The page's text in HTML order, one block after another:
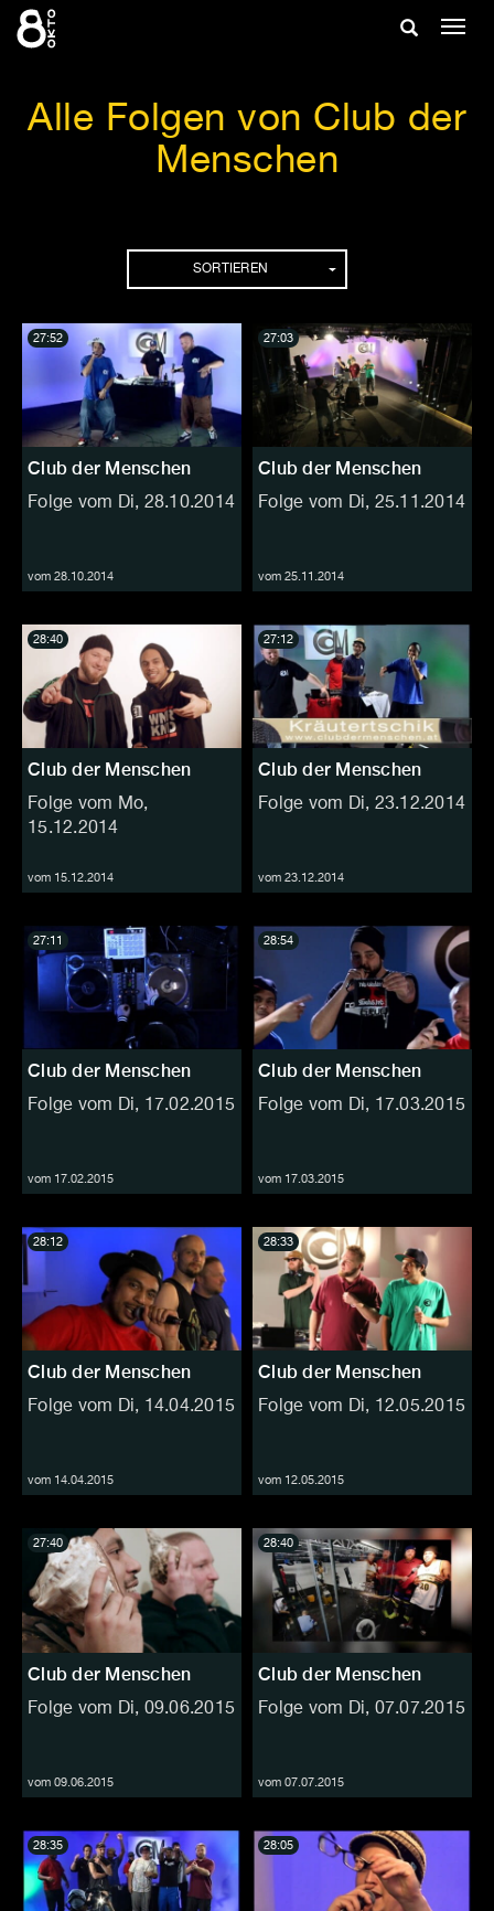
Zum
Inhalt
Suche
Alle Folgen von Club der
Menschen
SORTIEREN
Club der Menschen
Folge vom Di, 28.10.2014
vom 28.10.2014
27:52
Club der Menschen
Folge vom Di, 25.11.2014
vom 25.11.2014
27:03
Club der Menschen
Folge vom Mo,
15.12.2014
vom 15.12.2014
28:40
Club der Menschen
Folge vom Di, 23.12.2014
vom 23.12.2014
27:12
Club der Menschen
Folge vom Di, 17.02.2015
vom 17.02.2015
27:11
Club der Menschen
Folge vom Di, 17.03.2015
vom 17.03.2015
28:54
Club der Menschen
Folge vom Di, 14.04.2015
vom 14.04.2015
28:12
Club der Menschen
Folge vom Di, 12.05.2015
vom 12.05.2015
28:33
Club der Menschen
Folge vom Di, 09.06.2015
vom 09.06.2015
27:40
Club der Menschen
Folge vom Di, 07.07.2015
vom 07.07.2015
28:40
28:35 28:05